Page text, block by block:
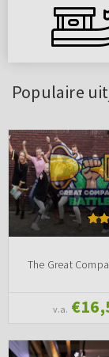
Populaire
The Great
v.a.